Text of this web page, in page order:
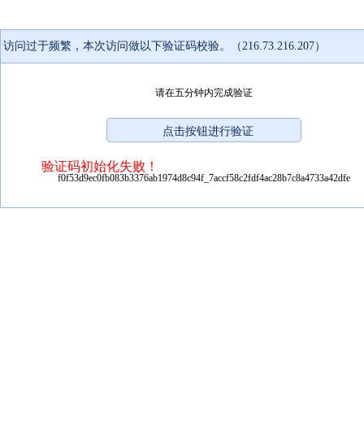
访问过于频繁，本次访问做以下验证码校验。（216.73.216.207）
请在五分钟内完成验证
验证码初始化失败！
f0f53d9ec0fb083b3376ab1974d8c94f_7accf58c2fdf4ac28b7c8a4733a42dfe